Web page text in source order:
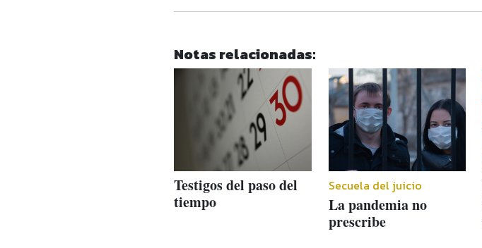
Notas relacionadas:
Testigos del paso del
tiempo
Secuela del juicio
La pandemia no
prescribe